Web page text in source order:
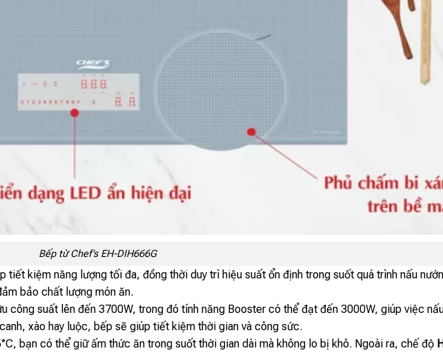
Bếp từ Chef’s EH-DIH666G
tiết kiệm năng lượng tối đa, đồng thời duy trì hiệu suất ổn định trong suốt quá trình nấu
bảo chất lượng món ăn.
công suất lên đến 3700W, trong đó tính năng Booster có thể đạt đến 3000W, giúp việc
xào hay luộc, bếp sẽ giúp tiết kiệm thời gian và công sức.
bạn có thể giữ ấm thức ăn trong suốt thời gian dài mà không lo bị khô. Ngoài ra, chế độ